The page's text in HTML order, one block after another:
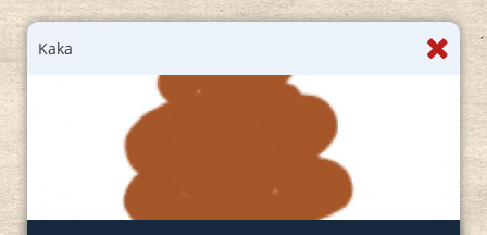
Kaka